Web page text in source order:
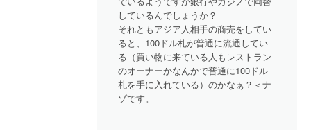
しているんでしょうか？
それともアジア人相手の商売をしてい
ると、100ドル札が普通に流通してい
る（買い物に来ている人もレストラン
のオーナーかなんかで普通に100ドル
札を手に入れている）のかなぁ？＜ナ
ゾです。